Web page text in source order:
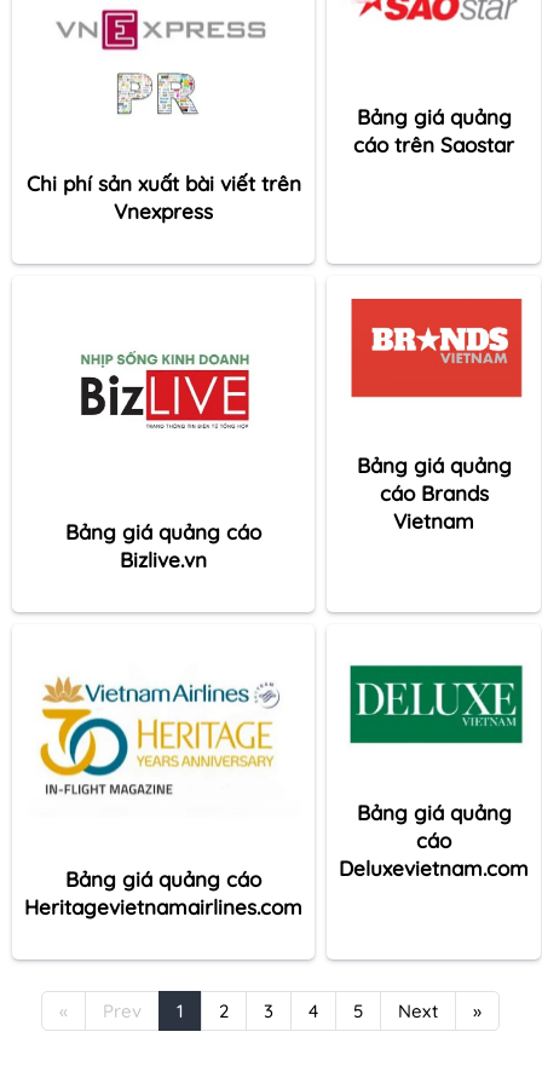
Chi phí sản xuất bài viết trên
Vnexpress
Bảng giá quảng
cáo trên Saostar
Bảng giá quảng cáo
Bizlive.vn
Bảng giá quảng
cáo Brands
Vietnam
Bảng giá quảng cáo
Heritagevietnamairlines.com
Bảng giá quảng
cáo
Deluxevietnam.com
« Prev 1 2 3 4 5 Next »